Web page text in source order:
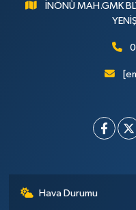
İNÖNÜ MAH.GMK
Hava Durumu